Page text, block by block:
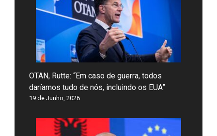
OTAN, Rutte: “Em caso de guerra, todos
daríamos tudo de nós, incluindo os EUA”
19 de Junho, 2026